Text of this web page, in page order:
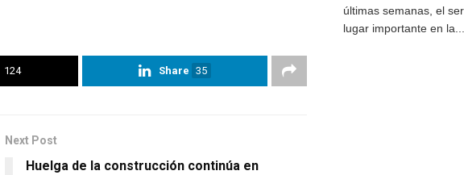
124 Share 35
Next Post
Huelga de la construcción continúa en
últimas semanas, el
lugar importante en la...